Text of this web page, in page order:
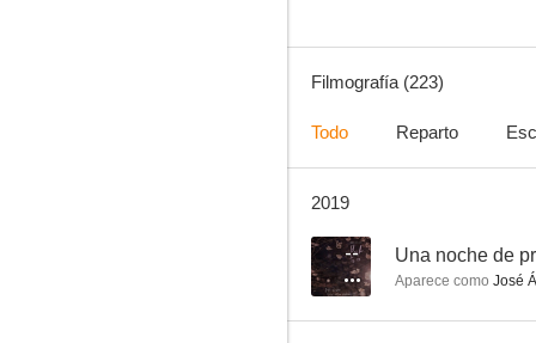
9.0
Filmografía (223)
Todo Reparto
2019
-- Una noche de
Aparece como José